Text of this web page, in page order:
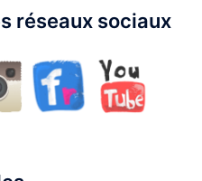
réseaux sociaux